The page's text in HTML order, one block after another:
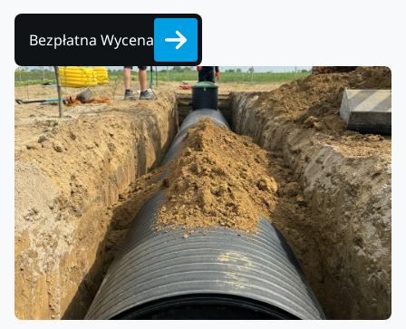
Bezpłatna Wycena